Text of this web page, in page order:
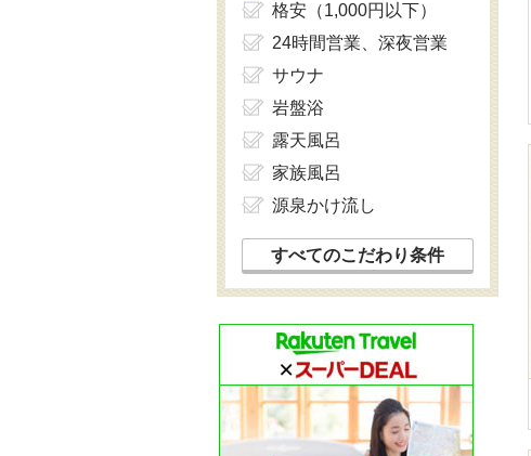
格安（1,000円以下）
24時間営業、深夜営業
サウナ
岩盤浴
露天風呂
家族風呂
源泉かけ流し
すべてのこだわり条件